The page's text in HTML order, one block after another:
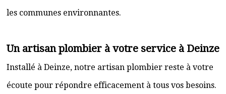
les communes environnantes.
Un artisan plombier à votre service à Deinze
Installé à Deinze, notre artisan plombier reste à votre
écoute pour répondre efficacement à tous vos besoins.